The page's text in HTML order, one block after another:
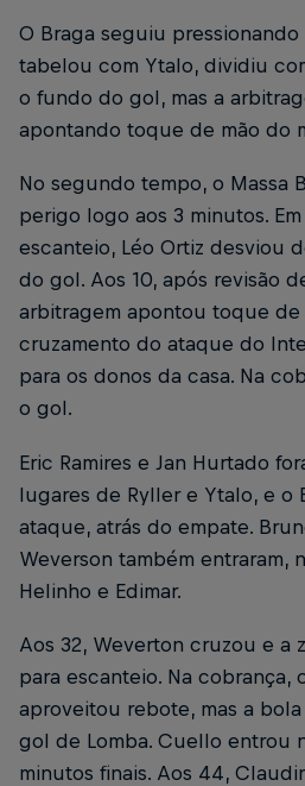
O Braga seguiu pressionando
tabelou com Ytalo, dividiu
o fundo do gol, mas a
apontando toque de mão do
No segundo tempo, o Massa
perigo logo aos 3 minutos.
escanteio, Léo Ortiz desviou
do gol. Aos 10, após revisão
arbitragem apontou toque de
cruzamento do ataque do
para os donos da casa. Na
o gol.
Eric Ramires e Jan Hurtado
lugares de Ryller e Ytalo, e o
ataque, atrás do empate.
Weverson também entraram,
Helinho e Edimar.
Aos 32, Weverton cruzou e a
para escanteio. Na cobrança,
aproveitou rebote, mas a
gol de Lomba. Cuello entrou
minutos finais. Aos 44,